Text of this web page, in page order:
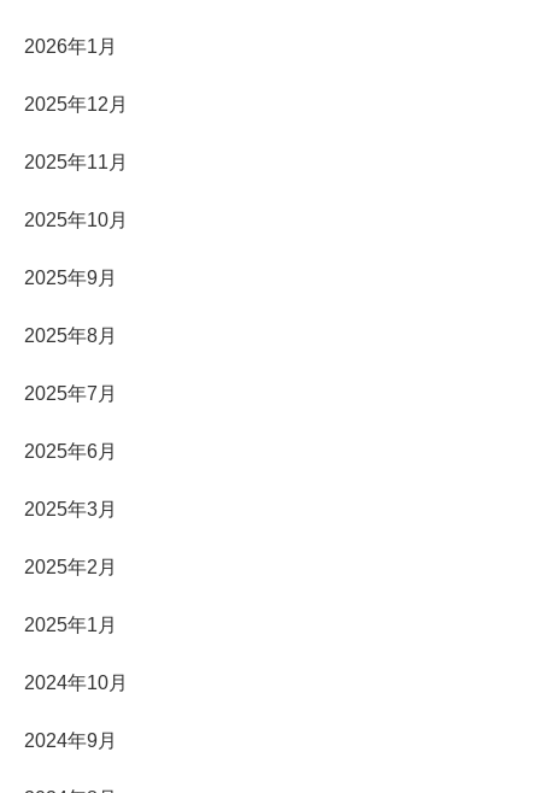
2026年1月
2025年12月
2025年11月
2025年10月
2025年9月
2025年8月
2025年7月
2025年6月
2025年3月
2025年2月
2025年1月
2024年10月
2024年9月